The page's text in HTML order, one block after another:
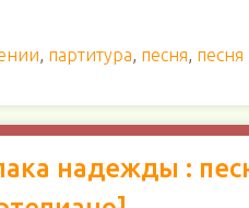
, партитура, песня,
надежды :